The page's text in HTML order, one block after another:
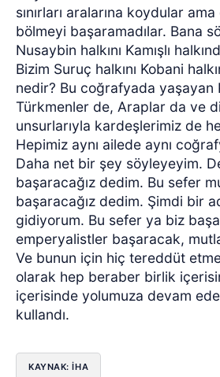
sınırları aralarına koydular
bölmeyi başaramadılar. Bana
Nusaybin halkını Kamışlı
Bizim Suruç halkını Kobani
nedir? Bu coğrafyada yaşayan
Türkmenler de, Araplar da ve
unsurlarıyla kardeşlerimiz de
Hepimiz aynı ailede aynı
Daha net bir şey söyleyeyim.
başaracağız dedim. Bu sefer
başaracağız dedim. Şimdi bir
gidiyorum. Bu sefer ya biz
emperyalistler başaracak,
Ve bunun için hiç tereddüt
olarak hep beraber birlik
içerisinde yolumuza devam
kullandı.
KAYNAK: İHA